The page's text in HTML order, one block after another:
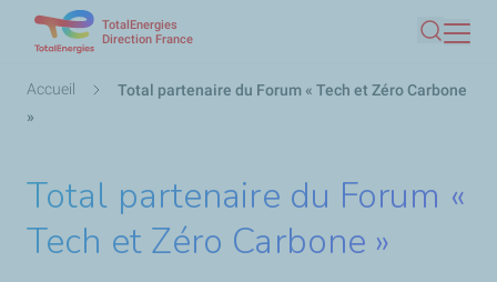
contenu
TotalEnergies
Direction France
Fil
d'Ariane
Accueil
Total partenaire du Forum « Tech et Zéro Carbone
»
Total partenaire du Forum «
Tech et Zéro Carbone »